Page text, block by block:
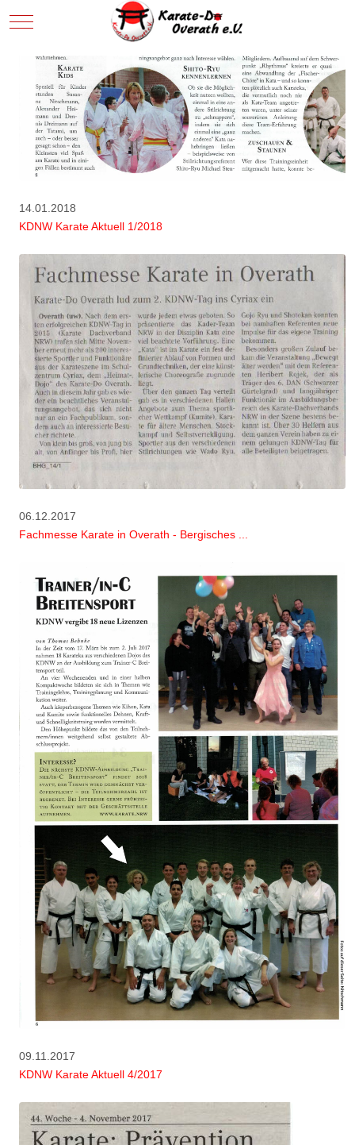
14.01.2018
KDNW Karate Aktuell 1/2018
06.12.2017
Fachmesse Karate in Overath - Bergisches ...
09.11.2017
KDNW Karate Aktuell 4/2017
Sie, dass bei einer Ablehnung womöglich nicht mehr alle
Funktionalitäten der Seite zur Verfügung stehen.
Akzeptieren Ablehnen
Weitere Informationen|Impressum